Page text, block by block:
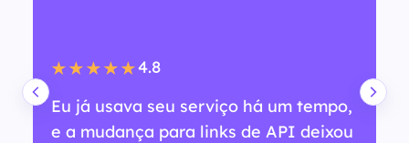
★★★★★4.8
Eu já usava seu serviço há um tempo,
e a mudança para links de API deixou